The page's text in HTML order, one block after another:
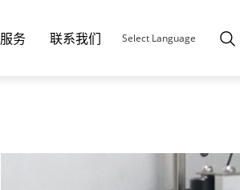
服务 联系我们 Select Language